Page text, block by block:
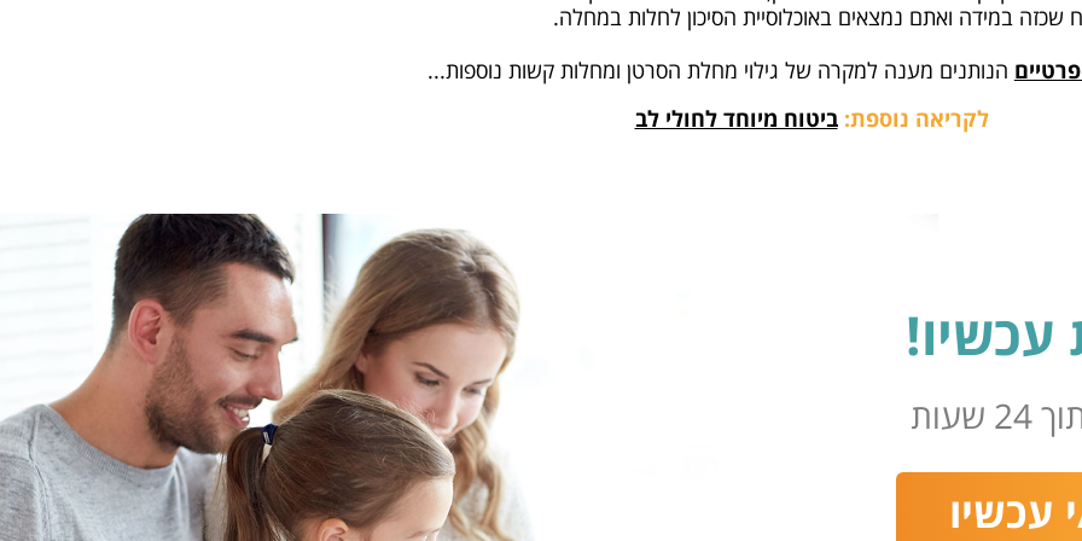
שכזה במידה ואתם נמצאים באוכלוסיית הסיכון לחלות במחלה.
הנותנים מענה למקרה של גילוי מחלת הסרטן ומחלות קשות נוספות...
לקריאה נוספת:ביטוח מיוחד לחולי לב
עכשיו